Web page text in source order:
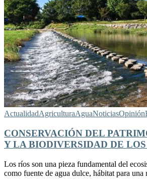
ActualidadAgriculturaAguaNoticiasOpinión
CONSERVACIÓN DEL
Y LA BIODIVERSIDAD DE
Los ríos son una pieza fundamental del
como fuente de agua dulce, hábitat para